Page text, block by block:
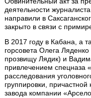
деятельности
направили в
закрыто в связи с
В 2017 году в Кабана, а
горсовета Олега
прозвищу Лядик) и
привлечением спецназа
расследования
группировки,
завода компании